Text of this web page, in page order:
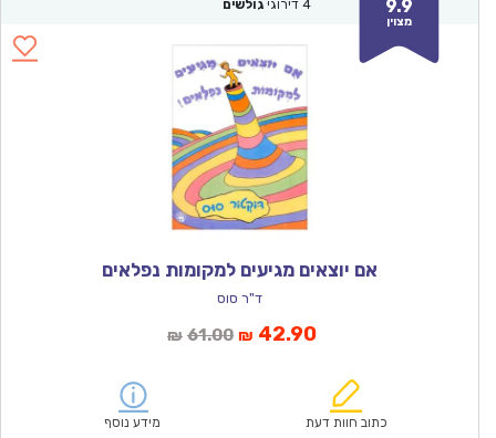
9.9
מצוין
4 דירוגי גולשים
אם יוצאים מגיעים למקומות נפלאים
ד"ר סוס
₪ 61.00המחיר
₪61.00.
₪ 42.90המחיר
הוא:
כתוב חוות דעת מידע נוסף